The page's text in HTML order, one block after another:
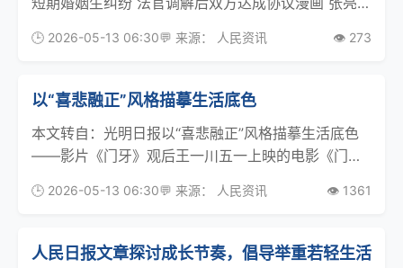
为社会关注的民生话题。高价彩礼不仅会加重普通家
🕒 2026-05-13 06:30💬 来源： 人民资讯 👁️ 273
以“喜悲融正”风格描摹生活底色
本文转自：光明日报以“喜悲融正”风格描摹生活底色
——影片《门牙》观后王一川五一上映的电影《门
装回车祸中掉落的两颗门牙这一核心事件展开，创作
姿态，呈现
🕒 2026-05-13 06:30💬 来源： 人民资讯 👁️ 1361
人民日报文章探讨成长节奏，倡导举重若轻生活